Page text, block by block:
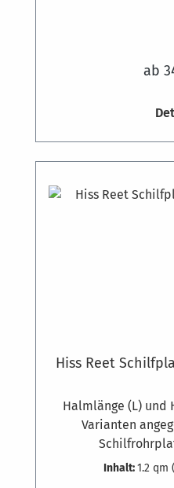
dickem Edelstahldraht.
Dämmplatten
Dämmstoffdübeln
ab
Hiss Reet
Halmlänge (L) und
Varianten
Inhalt:1.2 qm